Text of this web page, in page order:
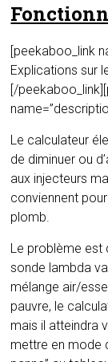
[peekaboo_link
Explications sur
[/
Le calculateur
de diminuer ou
aux injecteurs
conviennent
plomb.
Le problème est
sonde lambda
mélange air/
pauvre, le
mais il atteindra
mettre en mode